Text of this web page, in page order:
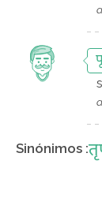
Sinónimos :